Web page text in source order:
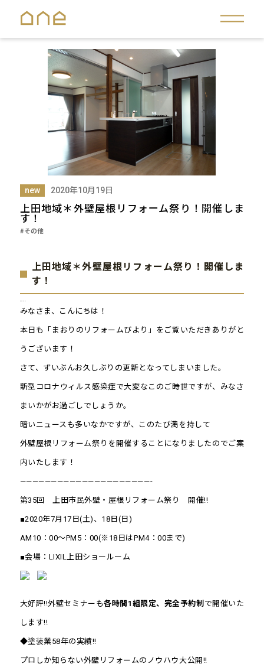
new 2020年10月19日
上田地域＊外壁屋根リフォーム祭り！開催しま
す！
#その他
上田地域＊外壁屋根リフォーム祭り！開催しま
す！
2020.07.17
みなさま、こんにちは！
本日も「まおりのリフォームびより」をご覧いただきありがと
うございます！
さて、ずいぶんお久しぶりの更新となってしまいました。
新型コロナウィルス感染症で大変なこのご時世ですが、みなさ
まいかがお過ごしでしょうか。
暗いニュースも多いなかですが、このたび満を持して
外壁屋根リフォーム祭りを開催することになりましたのでご案
内いたします！
—————————————————————-
第35回 上田市民外壁・屋根リフォーム祭り 開催!!
■2020年7月17日(土)、18日(日)
AM10：00～PM5：00(※18日はPM4：00まで)
■会場：LIXIL上田ショールーム
大好評!!外壁セミナーも各時間1組限定、完全予約制 で開催いた
します!!
◆塗装業58年の実績!!
プロしか知らない外壁リフォームのノウハウ大公開!!